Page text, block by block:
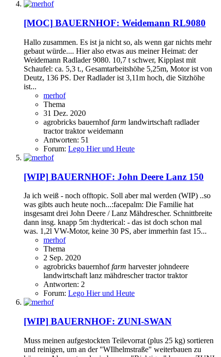
[MOC] BAUERNHOF: Weidemann RL9080
Hallo zusammen. Es ist ja nicht so, als wenn gar nichts mehr
gebaut würde.... Hier also etwas aus meiner Heimat: der
Weidemann Radlader 9080. 10,7 t schwer, Kipplast mit
Schaufel: ca. 5,3 t., Gesamtarbeitshöhe 5,25m, Motor ist von
Deutz, 136 PS. Der Radlader ist 3,11m hoch, die Sitzhöhe
ist...
merhof
Thema
31 Dez. 2020
agrobricks bauernhoffarm landwirtschaft radlader
tractortraktorweidemann
Antworten: 51
Forum: Lego Hier und Heute
[WIP] BAUERNHOF: John Deere Lanz 150
Ja ich weiß - noch offtopic. Soll aber mal werden (WIP) ..so
was gibts auch heute noch...:facepalm: Die Familie hat
insgesamt drei John Deere / Lanz Mähdrescher. Schnittbreite
dann insg. knapp 5m :hydterical: - das ist doch schon mal
was. 1,2l VW-Motor, keine 30 PS, aber immerhin fast 15...
merhof
Thema
2 Sep. 2020
agrobricks bauernhoffarm harvesterjohndeere
landwirtschaft lanz mähdreschertractortraktor
Antworten: 2
Forum: Lego Hier und Heute
[WIP] BAUERNHOF: ZUNI-SWAN
Muss meinen aufgestockten Teilevorrat (plus 25 kg) sortieren
und reinigen, um an der "WIlhelmstraße" weiterbauen zu